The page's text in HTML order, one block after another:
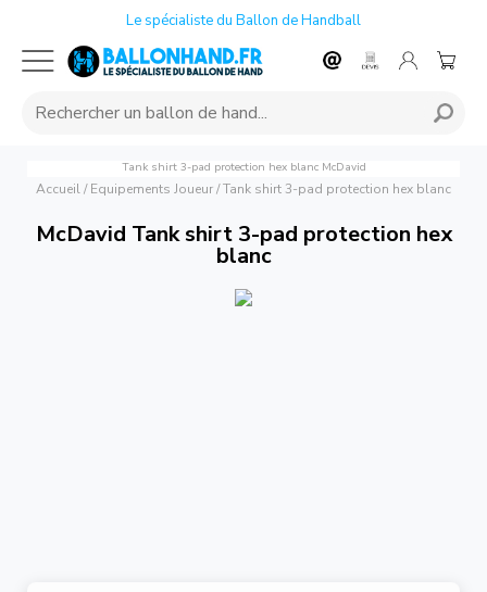
Le spécialiste du Ballon de Handball
Tank shirt 3-pad protection hex blanc McDavid
Accueil/ Equipements Joueur/Tank shirt 3-pad protection hex blanc
McDavid Tank shirt 3-pad protection hex
blanc